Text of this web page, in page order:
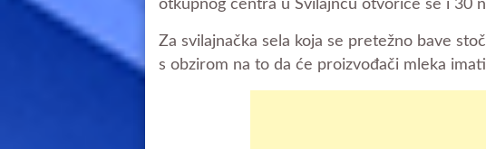
otkupnog centra u Svilajncu otvoriće se i 30
Za svilajnačka sela koja se pretežno bave
s obzirom na to da će proizvođači mleka